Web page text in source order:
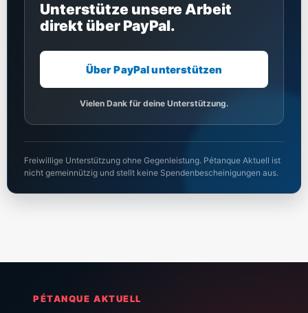
Unterstütze unsere Arbeit
direkt über PayPal.
Über PayPal unterstützen
Vielen Dank für deine Unterstützung.
Freiwillige Unterstützung ohne Gegenleistung. Pétanque Aktuell ist
nicht gemeinnützig und stellt keine Spendenbescheinigungen aus.
PÉTANQUE AKTUELL